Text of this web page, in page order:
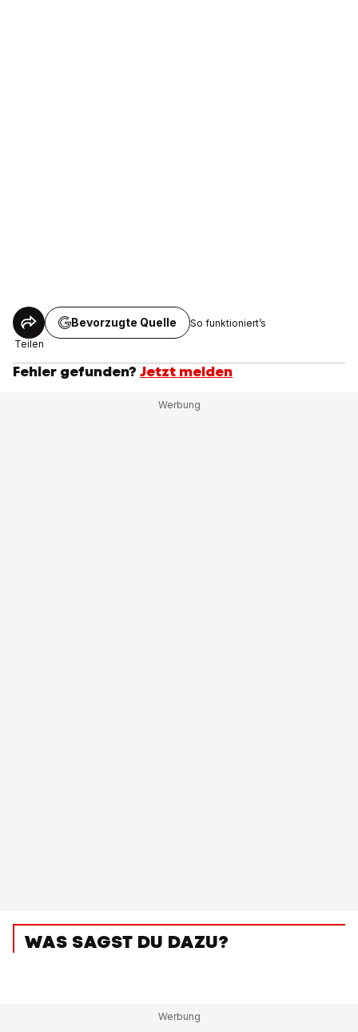
Teilen
Bevorzugte Quelle So funktioniert’s
Fehler gefunden? Jetzt melden
WAS SAGST DU DAZU?